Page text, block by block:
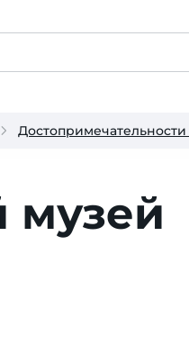
Достопримечательности
музей